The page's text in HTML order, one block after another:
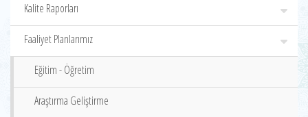
Kalite Raporları
Faaliyet Planlarımız
Eğitim - Öğretim
Araştırma Geliştirme